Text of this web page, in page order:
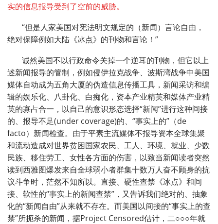
实的信息报导受到了空前的威胁。
“但是人家美国对宪法明文规定的（新闻）言论自由，
绝对保障例如大陆《冰点》的刊物和言论！”
诚然美国不以行政命令关掉一个逆耳的刊物，但它以上
述新闻报导的管制，例如侵伊拉克战争、波斯湾战争中美国
媒体自动成为五角大厦的伪造信息传播工具，新闻采访和编
辑的娱乐化、八卦化、白痴化，资本产业精英和媒体产业精
英的寡占合一，以自己的意识形态选择“新闻”进行这种间接
的、报导不足(under coverage)的、“事实上的”（de
facto）新闻检查。由于平素主流媒体不报导资本全球集聚
和流动造成对世界贫困国家农民、工人、环境、就业、少数
民族、移住劳工、女性各方面的伤害，以致当新闻读者突然
读到西雅图爆发来自全球弱小者群集十数万人奋不顾身的抗
议斗争时，茫然不知所以。直接、硬性查禁《冰点》和间
接、软性的“事实上的新闻查禁”，又告诉我们绝对的、抽象
化的“新闻自由”从来就不存在。而美国以间接的“事实上的查
禁”所扼杀的新闻，据Project Censored估计，二○○○年就